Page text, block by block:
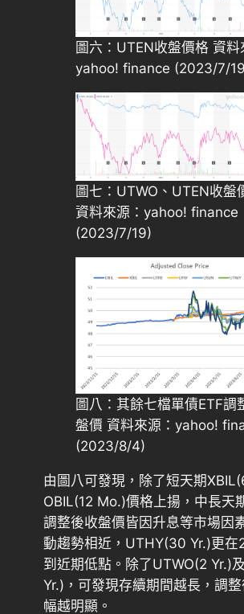
圖六：UTEN收盤價格 資料
yahoo! finance (2023/7/
圖七：UTWO、UTEN收盤
資料來源：yahoo! finance
(2023/7/19)
圖八：其餘七檔單債ETF調
盤價 資料來源：yahoo!
(2023/8/4)
由圖八可發現，除了短天期
OBIL(12 Mo.)價格上揚，中長天
調整後收盤價皆因升息等市場因
動趨勢相近，UTHY(30 Yr.)更
到近期低點。除了UTWO(2 Yr.)
Yr.)，可發現存續期間越長，調
幅越明顯。